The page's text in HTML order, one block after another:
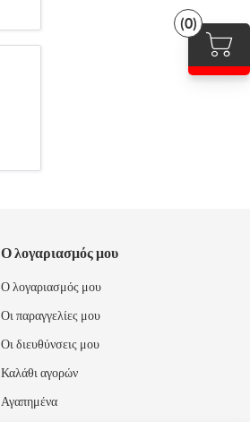
(0)
Ο λογαριασμός μου
Ο λογαριασμός μου
Οι παραγγελίες μου
Οι διευθύνσεις μου
Καλάθι αγορών
Αγαπημένα